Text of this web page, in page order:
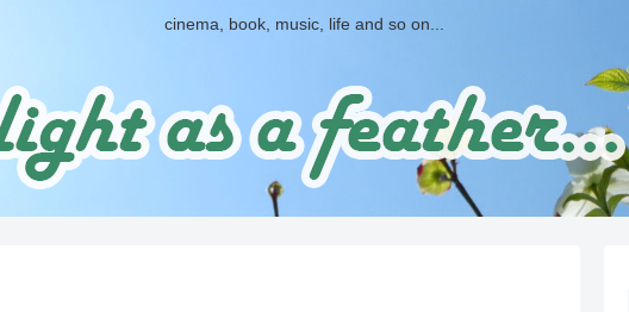
cinema, book, music, life and so on...